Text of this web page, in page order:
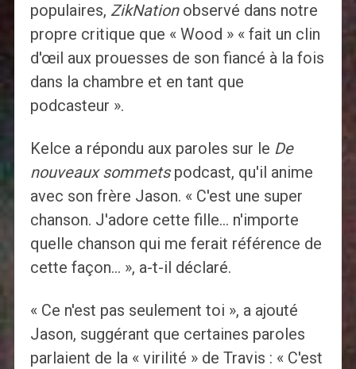
populaires, ZikNation observé dans notre
propre critique que « Wood » « fait un clin
d'œil aux prouesses de son fiancé à la fois
dans la chambre et en tant que
podcasteur ».
Kelce a répondu aux paroles sur le De
nouveaux sommetspodcast, qu'il anime
avec son frère Jason. « C'est une super
chanson. J'adore cette fille… n'importe
quelle chanson qui me ferait référence de
cette façon… », a-t-il déclaré.
« Ce n'est pas seulement toi », a ajouté
Jason, suggérant que certaines paroles
parlaient de la « virilité » de Travis : « C'est